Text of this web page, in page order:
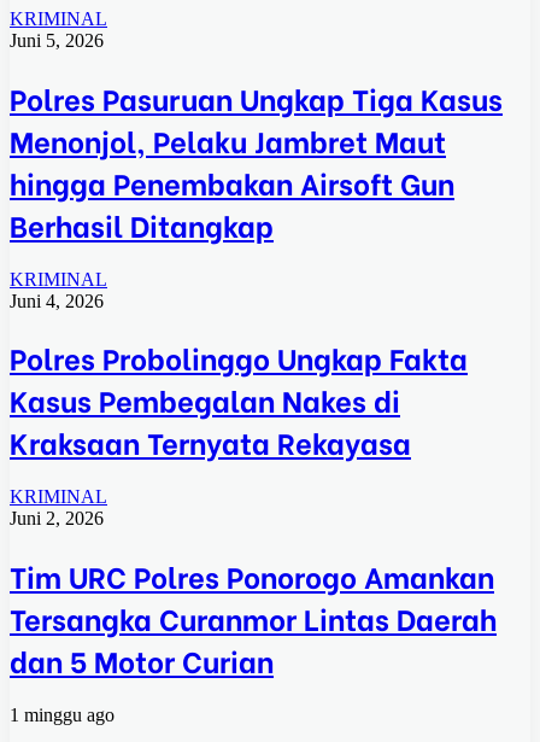
KRIMINAL
Juni 5, 2026
Polres Pasuruan Ungkap Tiga Kasus
Menonjol, Pelaku Jambret Maut
hingga Penembakan Airsoft Gun
Berhasil Ditangkap
KRIMINAL
Juni 4, 2026
Polres Probolinggo Ungkap Fakta
Kasus Pembegalan Nakes di
Kraksaan Ternyata Rekayasa
KRIMINAL
Juni 2, 2026
Tim URC Polres Ponorogo Amankan
Tersangka Curanmor Lintas Daerah
dan 5 Motor Curian
1 minggu ago